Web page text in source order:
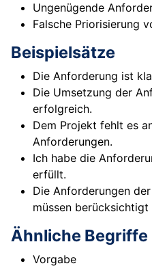
Ungenügende
Falsche Priorisierung
Beispielsätze
Die Anforderung ist
Die Umsetzung der
erfolgreich.
Dem Projekt fehlt es
Anforderungen.
Ich habe die
erfüllt.
Die Anforderungen
müssen berücksichtigt
Ähnliche Begriffe
Vorgabe